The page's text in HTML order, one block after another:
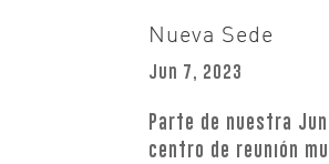
Nueva Sede
Jun 7, 2023
Parte de nuestra
centro de reunión